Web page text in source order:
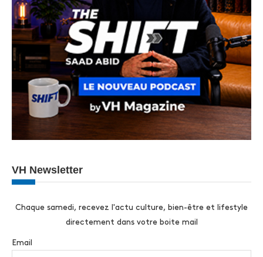
VH Newsletter
Chaque samedi, recevez l'actu culture, bien-être et lifestyle
directement dans votre boite mail
Email